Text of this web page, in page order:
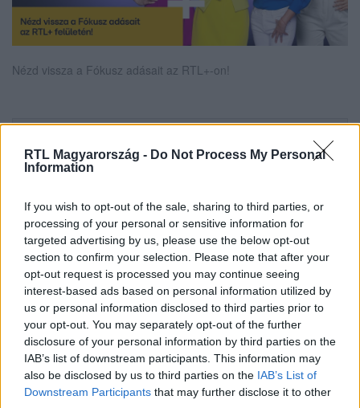
RTL Magyarország - Do Not Process My Personal
Information
If you wish to opt-out of the sale, sharing to third parties, or
processing of your personal or sensitive information for
targeted advertising by us, please use the below opt-out
section to confirm your selection. Please note that after your
opt-out request is processed you may continue seeing
interest-based ads based on personal information utilized by
us or personal information disclosed to third parties prior to
your opt-out. You may separately opt-out of the further
disclosure of your personal information by third parties on the
IAB’s list of downstream participants. This information may
also be disclosed by us to third parties on the IAB’s List of
Downstream Participants that may further disclose it to other
Nézd vissza a Fókusz adásait az RTL+-on!
legyen a Google-találatokban!
Kövess minket, és értesülj a friss hírekről a
Facebookon is!